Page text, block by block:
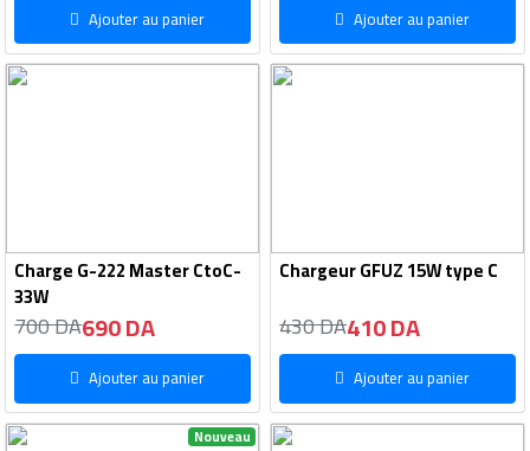
Ajouter au panier Ajouter au panier
Charge G-222 Master CtoC-
33W
700 DA690 DA
Ajouter au panier
Chargeur GFUZ 15W type C
430 DA410 DA
Ajouter au panier
Nouveau